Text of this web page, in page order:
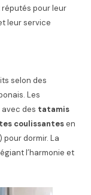
réputés pour leur
leur service
selon des
Les
des tatamis
coulissantesen
pour dormir. La
l’harmonie et